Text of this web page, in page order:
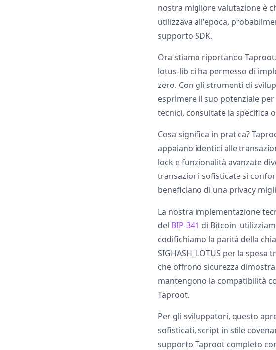
nostra migliore valutazione è
utilizzava all'epoca,
supporto SDK.
Ora stiamo riportando
lotus-lib ci ha permesso di
zero. Con gli strumenti di
esprimere il suo potenziale
tecnici, consultate la specifica
Cosa significa in pratica?
appaiano identici alle
lock e funzionalità avanzate
transazioni sofisticate si
beneficiano di una privacy
La nostra implementazione
del BIP-341 di Bitcoin,
codifichiamo la parità della
SIGHASH_LOTUS per la
che offrono sicurezza
mantengono la compatibilità
Taproot.
Per gli sviluppatori, questo
sofisticati, script in stile
supporto Taproot completo